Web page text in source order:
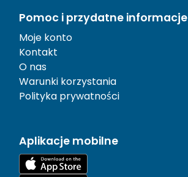
Pomoc i przydatne informacje
Moje konto
Kontakt
O nas
Warunki korzystania
Polityka prywatności
Aplikacje mobilne